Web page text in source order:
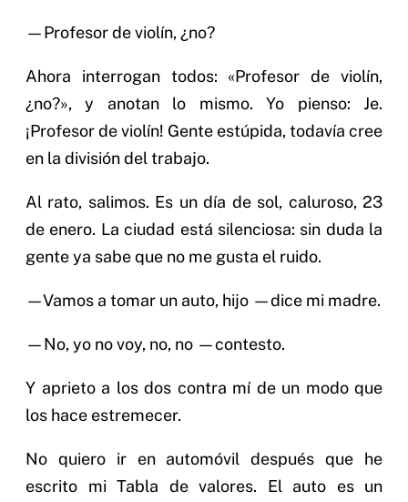
—Profesor de violín, ¿no?
Ahora interrogan todos: «Profesor de violín,
¿no?», y anotan lo mismo. Yo pienso: Je.
¡Profesor de violín! Gente estúpida, todavía cree
en la división del trabajo.
Al rato, salimos. Es un día de sol, caluroso, 23
de enero. La ciudad está silenciosa: sin duda la
gente ya sabe que no me gusta el ruido.
—Vamos a tomar un auto, hijo —dice mi madre.
—No, yo no voy, no, no —contesto.
Y aprieto a los dos contra mí de un modo que
los hace estremecer.
No quiero ir en automóvil después que he
escrito mi Tabla de valores. El auto es un